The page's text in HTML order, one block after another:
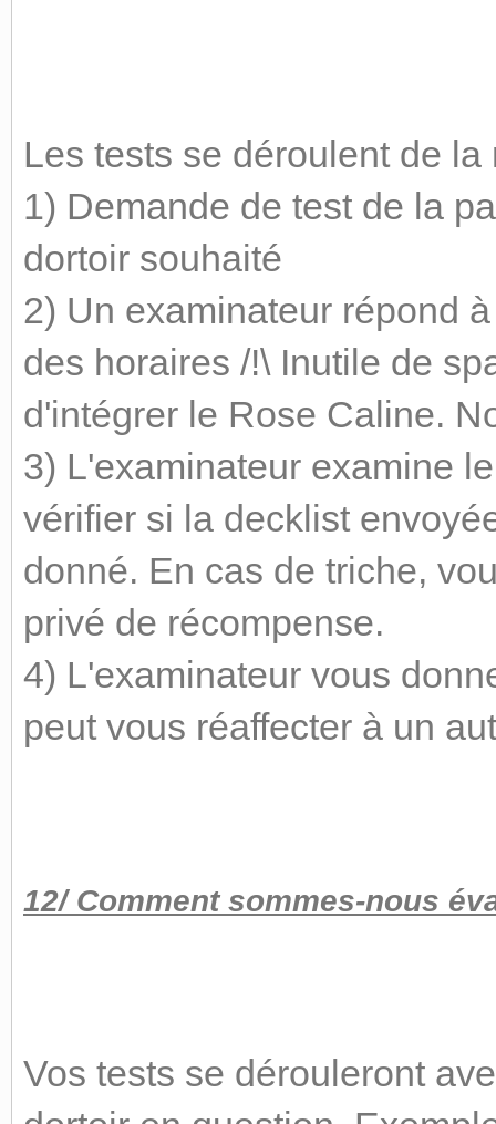
Les tests se déroulent de
1) Demande de test de la
dortoir souhaité
2) Un examinateur répond
des horaires /!\ Inutile de
d'intégrer le Rose Caline.
3) L'examinateur examine
vérifier si la decklist
donné. En cas de triche,
privé de récompense.
4) L'examinateur vous
peut vous réaffecter à un
12/ Comment sommes-nous
Vos tests se dérouleront